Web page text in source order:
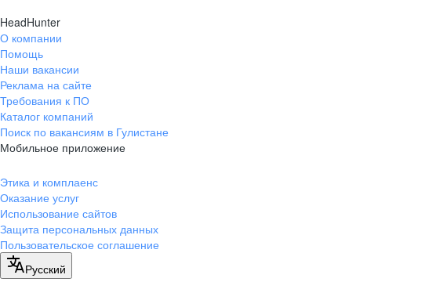
HeadHunter
О компании
Помощь
Наши вакансии
Реклама на сайте
Требования к ПО
Каталог компаний
Поиск по вакансиям в Гулистане
Мобильное приложение
Этика и комплаенс
Оказание услуг
Использование сайтов
Защита персональных данных
Пользовательское соглашение
Русский